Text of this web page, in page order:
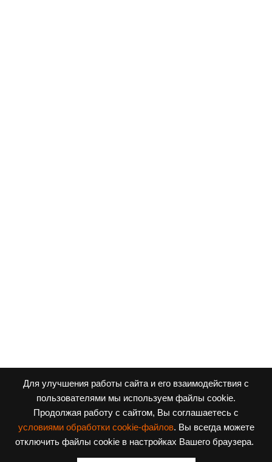
Для улучшения работы сайта и его взаимодействия с
пользователями мы используем файлы cookie.
Продолжая работу с сайтом, Вы соглашаетесь с
условиями обработки cookie-файлов. Вы всегда можете
отключить файлы cookie в настройках Вашего браузера.
Заявка на поступление
Приходите в наши соцсети!